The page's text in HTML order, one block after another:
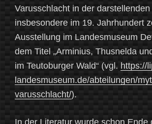
Varusschlacht in der
insbesondere im 19. Jahrhundert
Ausstellung im Landesmuseum
dem Titel „Arminius, Thusnelda
im Teutoburger Wald“ (vgl. https://
landesmuseum.de/abteilungen/
varusschlacht/).